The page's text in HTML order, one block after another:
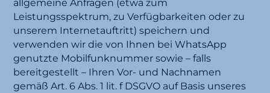
allgemeine Anfragen (etwa zum
Leistungsspektrum, zu Verfügbarkeiten oder zu
unserem Internetauftritt) speichern und
verwenden wir die von Ihnen bei WhatsApp
genutzte Mobilfunknummer sowie – falls
bereitgestellt – Ihren Vor- und Nachnamen
gemäß Art. 6 Abs. 1 lit. f DSGVO auf Basis unseres